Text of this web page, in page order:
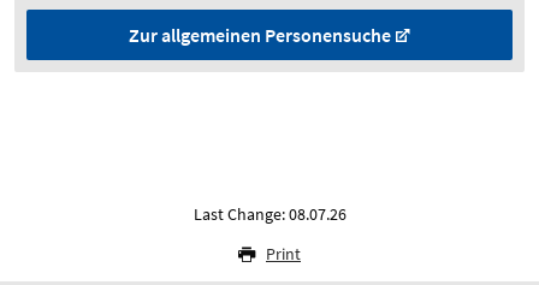
Zur allgemeinen Personensuche
Last Change: 08.07.26
Print